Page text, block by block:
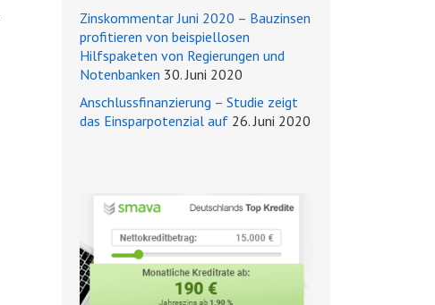
Zinskommentar Juni 2020 – Bauzinsen
profitieren von beispiellosen
Hilfspaketen von Regierungen und
Notenbanken 30. Juni 2020
Anschlussfinanzierung – Studie zeigt
das Einsparpotenzial auf 26. Juni 2020